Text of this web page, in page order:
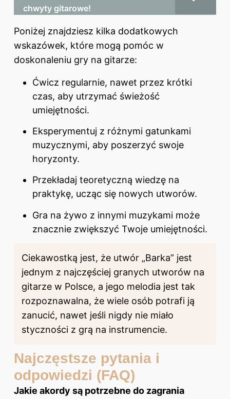
chwyty gitarowe!
Poniżej znajdziesz kilka dodatkowych
wskazówek, które mogą pomóc w
doskonaleniu gry na gitarze:
Ćwicz regularnie, nawet przez krótki
czas, aby utrzymać świeżość
umiejętności.
Eksperymentuj z różnymi gatunkami
muzycznymi, aby poszerzyć swoje
horyzonty.
Przekładaj teoretyczną wiedzę na
praktykę, ucząc się nowych utworów.
Gra na żywo z innymi muzykami może
znacznie zwiększyć Twoje umiejętności.
Ciekawostką jest, że utwór „Barka” jest
jednym z najczęściej granych utworów na
gitarze w Polsce, a jego melodia jest tak
rozpoznawalna, że wiele osób potrafi ją
zanucić, nawet jeśli nigdy nie miało
styczności z grą na instrumencie.
Najczęstsze pytania i
odpowiedzi (FAQ)
Jakie akordy są potrzebne do zagrania